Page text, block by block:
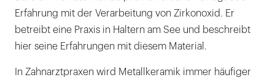
Erfahrung mit der Verarbeitung von Zirkonoxid. Er
betreibt eine Praxis in Haltern am See und beschreibt
hier seine Erfahrungen mit diesem Material.
In Zahnarztpraxen wird Metallkeramik immer häufiger